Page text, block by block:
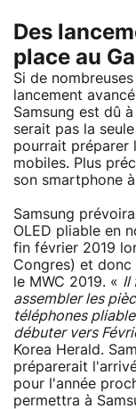
Des
place au
Si de
lancement
Samsung est dû
serait pas la
pourrait préparer
mobiles. Plus
son smartphone
Samsung
OLED pliable en
fin février 2019
Congres) et
le MWC 2019. « Il
assembler les
téléphones
débuter vers
Korea Herald.
préparerait
pour l'année
permettra à